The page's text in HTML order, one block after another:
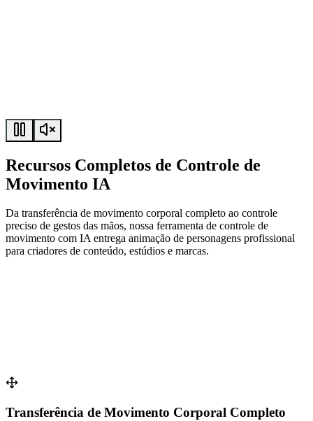
Recursos Completos de Controle de
Movimento IA
Da transferência de movimento corporal completo ao controle
preciso de gestos das mãos, nossa ferramenta de controle de
movimento com IA entrega animação de personagens profissional
para criadores de conteúdo, estúdios e marcas.
Transferência de Movimento Corporal Completo